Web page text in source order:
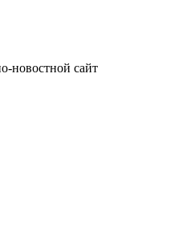
новостной сайт